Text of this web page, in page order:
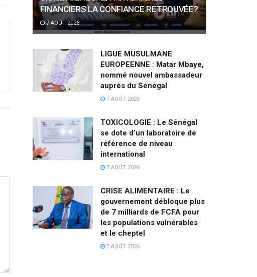
FINANCIERS LA CONFIANCE RETROUVÉE?
7 AOÛT 2026
LIGUE MUSULMANE
EUROPEENNE : Matar Mbaye,
nommé nouvel ambassadeur
auprès du Sénégal
7 AOÛT 2026
TOXICOLOGIE : Le Sénégal
se dote d’un laboratoire de
référence de niveau
international
7 AOÛT 2026
CRISE ALIMENTAIRE : Le
gouvernement débloque plus
de 7 milliards de FCFA pour
les populations vulnérables
et le cheptel
7 AOÛT 2026